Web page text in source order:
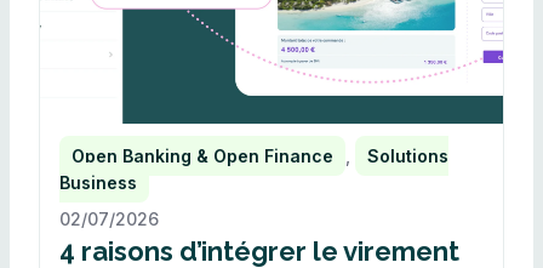
Open Banking & Open Finance
Solutions
Business
02/07/2026
4 raisons d’intégrer le virement